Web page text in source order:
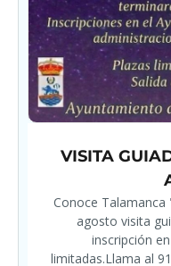
VISITA
Conoce
agosto visita
inscripción
limitadas.Llama al